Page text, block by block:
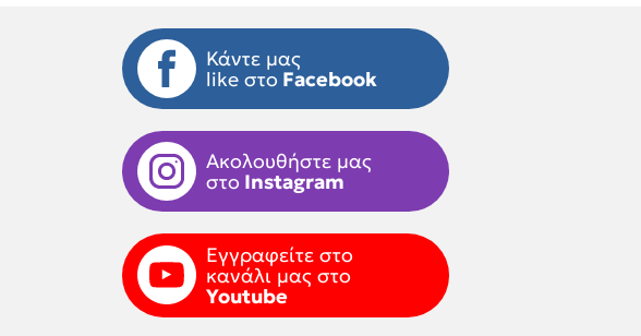
Κάντε μας
like στο Facebook
Ακολουθήστε μας
στο Instagram
Εγγραφείτε στο
κανάλι μας στο
Youtube